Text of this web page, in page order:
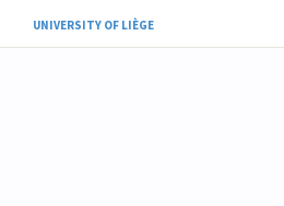
UNIVERSITY OF LIÈGE